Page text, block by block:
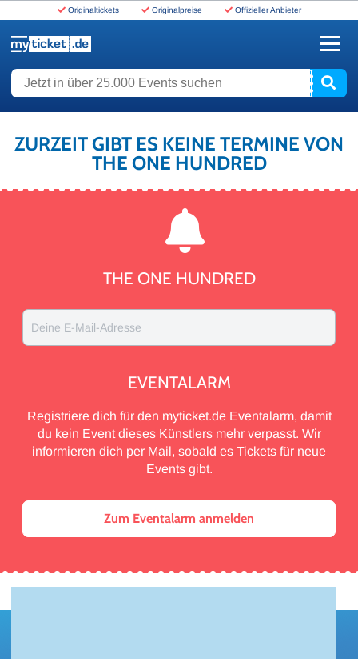
Originaltickets Originalpreise Offizieller Anbieter
Jetzt in über 25.000 Events suchen
ZURZEIT GIBT ES KEINE TERMINE VON
THE ONE HUNDRED
THE ONE HUNDRED
Deine E-Mail-Adresse
EVENTALARM
Registriere dich für den myticket.de Eventalarm, damit
du kein Event dieses Künstlers mehr verpasst. Wir
informieren dich per Mail, sobald es Tickets für neue
Events gibt.
Zum Eventalarm anmelden